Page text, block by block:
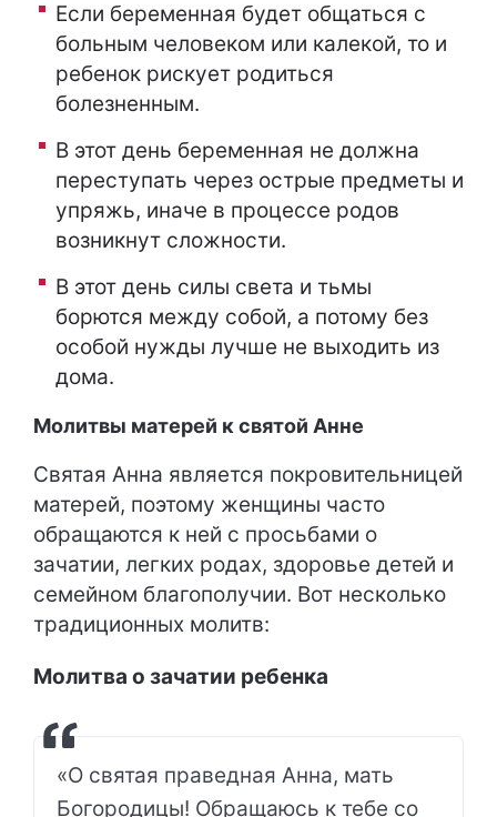
Если беременная будет общаться с
больным человеком или калекой, то и
ребенок рискует родиться
болезненным.
В этот день беременная не должна
переступать через острые предметы и
упряжь, иначе в процессе родов
возникнут сложности.
В этот день силы света и тьмы
борются между собой, а потому без
особой нужды лучше не выходить из
дома.
Молитвы матерей к святой Анне
Святая Анна является покровительницей
матерей, поэтому женщины часто
обращаются к ней с просьбами о
зачатии, легких родах, здоровье детей и
семейном благополучии. Вот несколько
традиционных молитв:
Молитва о зачатии ребенка
«О святая праведная Анна, мать
Богородицы! Обращаюсь к тебе со